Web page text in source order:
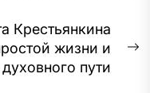
Крестьянкина
жизни и
пути